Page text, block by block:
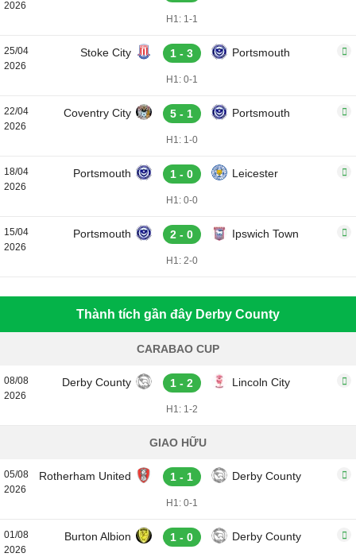
2026
H1: 1-1
25/04
2026
Stoke City 1 - 3 Portsmouth
H1: 0-1
22/04
2026
Coventry City 5 - 1 Portsmouth
H1: 1-0
18/04
2026
Portsmouth 1 - 0 Leicester
H1: 0-0
15/04
2026
Portsmouth 2 - 0 Ipswich Town
H1: 2-0
Thành tích gần đây Derby County
CARABAO CUP
08/08
2026
Derby County 1 - 2 Lincoln City
H1: 1-2
GIAO HỮU
05/08
2026
Rotherham United 1 - 1 Derby County
H1: 0-1
01/08
2026
Burton Albion 1 - 0 Derby County